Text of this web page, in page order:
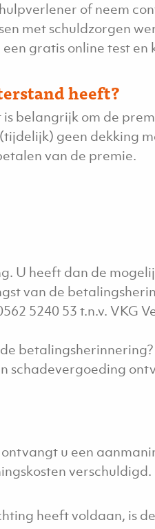
of neem
met schuldzorgen
een gratis online test en
heeft?
belangrijk om de
geen dekking
van de premie.
U heeft dan de
van de
5240 53 t.n.v. VKG
schadevergoeding
u een
verschuldigd.
heeft voldaan, is